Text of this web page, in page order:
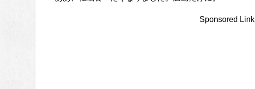
Sponsored Link